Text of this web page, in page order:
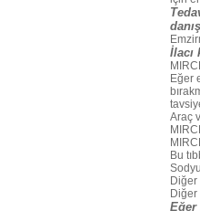
İlacı
Eğer
Araç
Bu
Diğer
Eğer